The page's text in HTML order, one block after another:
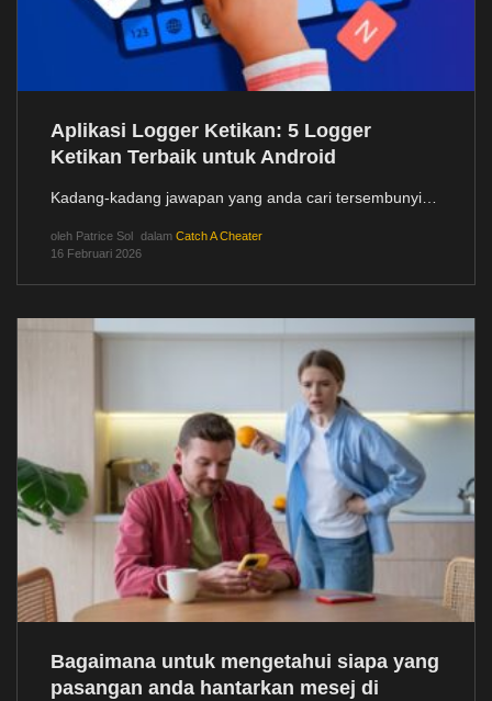
Aplikasi Logger Ketikan: 5 Logger
Ketikan Terbaik untuk Android
Kadang-kadang jawapan yang anda cari tersembunyi…
oleh Patrice Sol dalam Catch A Cheater
16 Februari 2026
Bagaimana untuk mengetahui siapa yang
pasangan anda hantarkan mesej di